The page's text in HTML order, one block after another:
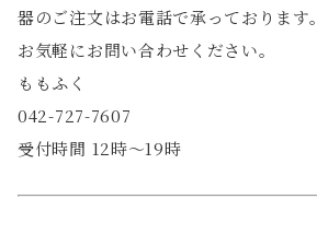
器のご注文はお電話で承っております。
お気軽にお問い合わせください。
ももふく
042-727-7607
受付時間 12時〜19時